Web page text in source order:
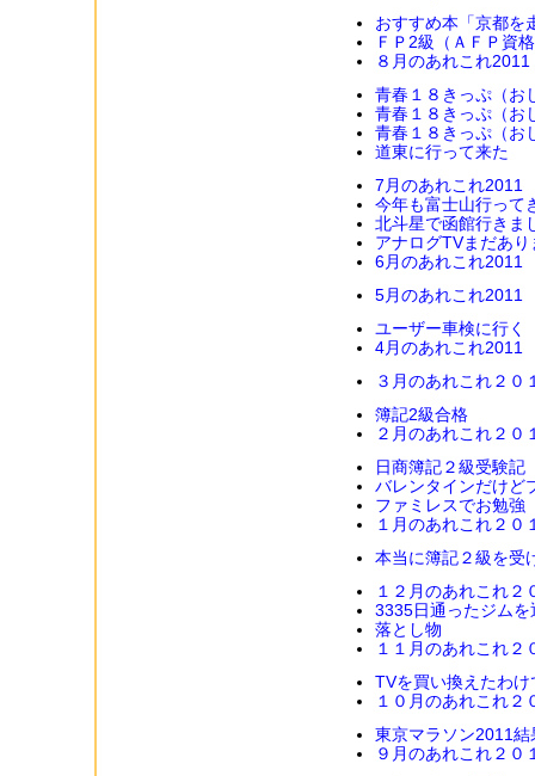
おすすめ本「京都
ＦＰ2級（ＡＦＰ資
８月のあれこれ2011
青春１８きっぷ（お
青春１８きっぷ（お
青春１８きっぷ（お
道東に行って来た
7月のあれこれ2011
今年も富士山行って
北斗星で函館行きま
アナログTVまだあり
6月のあれこれ2011
5月のあれこれ2011
ユーザー車検に行く
4月のあれこれ2011
３月のあれこれ２０
簿記2級合格
２月のあれこれ２０
日商簿記２級受験記
バレンタインだけど
ファミレスでお勉強
１月のあれこれ２０
本当に簿記２級を受
１２月のあれこれ２
3335日通ったジムを
落とし物
１１月のあれこれ２
TVを買い換えたわけ
１０月のあれこれ２
東京マラソン2011結
９月のあれこれ２０